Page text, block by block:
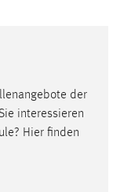
der
interessieren
Hier finden